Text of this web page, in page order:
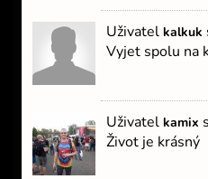
Uživatel kalkuk
Vyjet spolu na
Uživatel kamix
Život je krásný